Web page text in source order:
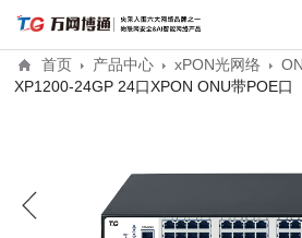
首页 产品中心 xPON光网络
XP1200-24GP 24口XPON ONU带POE口